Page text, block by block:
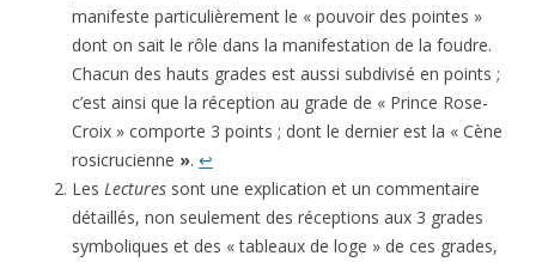
manifeste particulièrement le « pouvoir des pointes »
dont on sait le rôle dans la manifestation de la foudre.
Chacun des hauts grades est aussi subdivisé en points ;
c’est ainsi que la réception au grade de « Prince Rose-
Croix » comporte 3 points ; dont le dernier est la « Cène
rosicrucienne ». ↩
Les Lectures sont une explication et un commentaire
détaillés, non seulement des réceptions aux 3 grades
symboliques et des « tableaux de loge » de ces grades,